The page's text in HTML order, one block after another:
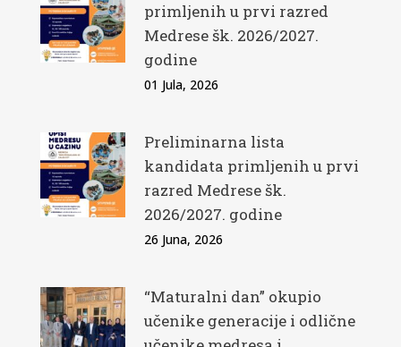
primljenih u prvi razred
Medrese šk. 2026/2027.
godine
01 Jula, 2026
Preliminarna lista
kandidata primljenih u prvi
razred Medrese šk.
2026/2027. godine
26 Juna, 2026
“Maturalni dan” okupio
učenike generacije i odlične